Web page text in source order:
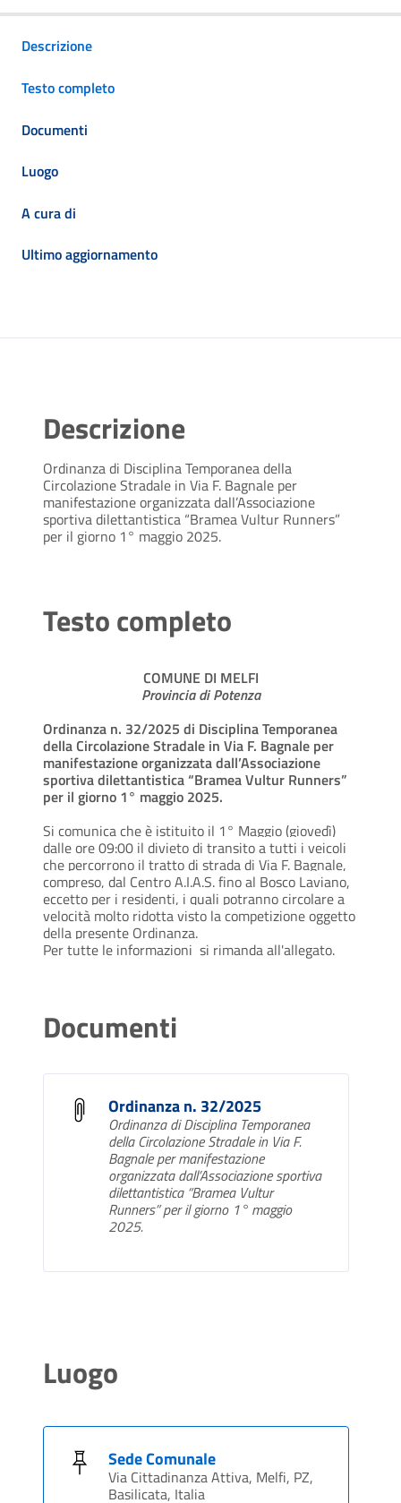
Descrizione
Testo completo
Documenti
Luogo
A cura di
Ultimo aggiornamento
Descrizione
Ordinanza di Disciplina Temporanea della
Circolazione Stradale in Via F. Bagnale per
manifestazione organizzata dall’Associazione
sportiva dilettantistica “Bramea Vultur Runners”
per il giorno 1° maggio 2025.
Testo completo
COMUNE DI MELFI
Provincia di Potenza
Ordinanza n. 32/2025 di Disciplina Temporanea
della Circolazione Stradale in Via F. Bagnale per
manifestazione organizzata dall’Associazione
sportiva dilettantistica “Bramea Vultur Runners”
per il giorno 1° maggio 2025.
Si comunica che è istituito il 1° Maggio (giovedì)
dalle ore 09:00 il divieto di transito a tutti i veicoli
che percorrono il tratto di strada di Via F. Bagnale,
compreso, dal Centro A.I.A.S. fino al Bosco Laviano,
eccetto per i residenti, i quali potranno circolare a
velocità molto ridotta visto lacompetizione oggetto
della presente Ordinanza.
Per tutte le informazioni si rimanda all'allegato.
Documenti
Ordinanza n. 32/2025
Ordinanza di Disciplina Temporanea
della Circolazione Stradale in Via F.
Bagnale per manifestazione
organizzata dall’Associazione sportiva
dilettantistica “Bramea Vultur
Runners” per il giorno 1° maggio
2025.
Luogo
Sede Comunale
Via Cittadinanza Attiva, Melfi, PZ,
Basilicata, Italia